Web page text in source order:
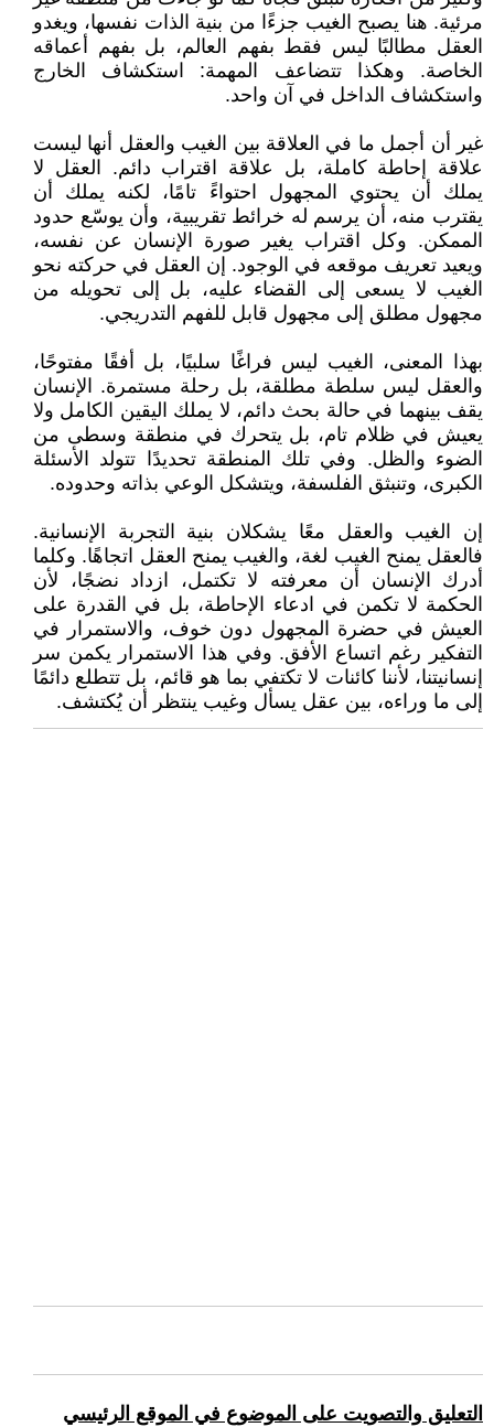
مرئية. هنا يصبح الغيب جزءًا من بنية الذات نفسها، ويغدو
العقل مطالبًا ليس فقط بفهم العالم، بل بفهم أعماقه
الخاصة. وهكذا تتضاعف المهمة: استكشاف الخارج
واستكشاف الداخل في آن واحد.
غير أن أجمل ما في العلاقة بين الغيب والعقل أنها ليست
علاقة إحاطة كاملة، بل علاقة اقتراب دائم. العقل لا
يملك أن يحتوي المجهول احتواءً تامًا، لكنه يملك أن
يقترب منه، أن يرسم له خرائط تقريبية، وأن يوسّع حدود
الممكن. وكل اقتراب يغير صورة الإنسان عن نفسه،
ويعيد تعريف موقعه في الوجود. إن العقل في حركته نحو
الغيب لا يسعى إلى القضاء عليه، بل إلى تحويله من
مجهول مطلق إلى مجهول قابل للفهم التدريجي.
بهذا المعنى، الغيب ليس فراغًا سلبيًا، بل أفقًا مفتوحًا،
والعقل ليس سلطة مطلقة، بل رحلة مستمرة. الإنسان
يقف بينهما في حالة بحث دائم، لا يملك اليقين الكامل ولا
يعيش في ظلام تام، بل يتحرك في منطقة وسطى من
الضوء والظل. وفي تلك المنطقة تحديدًا تتولد الأسئلة
الكبرى، وتنبثق الفلسفة، ويتشكل الوعي بذاته وحدوده.
إن الغيب والعقل معًا يشكلان بنية التجربة الإنسانية.
فالعقل يمنح الغيب لغة، والغيب يمنح العقل اتجاهًا. وكلما
أدرك الإنسان أن معرفته لا تكتمل، ازداد نضجًا، لأن
الحكمة لا تكمن في ادعاء الإحاطة، بل في القدرة على
العيش في حضرة المجهول دون خوف، والاستمرار في
التفكير رغم اتساع الأفق. وفي هذا الاستمرار يكمن سر
إنسانيتنا، لأننا كائنات لا تكتفي بما هو قائم، بل تتطلع دائمًا
إلى ما وراءه، بين عقل يسأل وغيب ينتظر أن يُكتشف.
التعليق والتصويت على الموضوع في الموقع الرئيسي